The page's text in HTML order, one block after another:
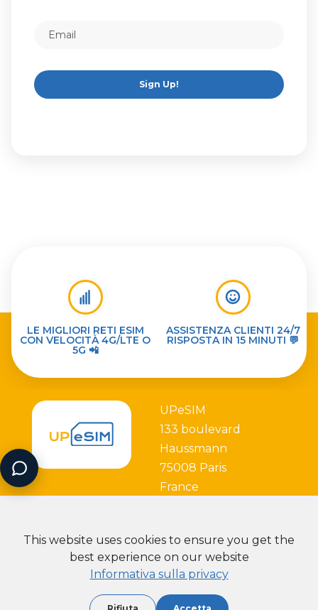
Sign Up!
This website uses cookies to ensure you get the
best experience on our website
Informativa sulla privacy
LE MIGLIORI RETI ESIM
CON VELOCITÀ 4G/LTE O
5G 📲
ASSISTENZA CLIENTI 24/7
RISPOSTA IN 15 MINUTI 💬
UPeSIM
133 boulevard
Haussmann
75008 Paris
France
Partner with